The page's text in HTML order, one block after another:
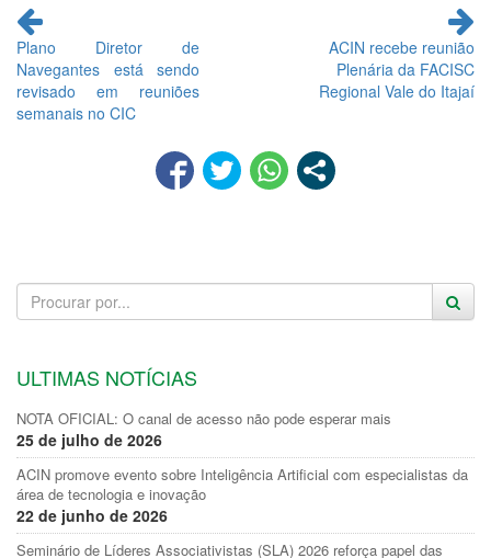
Continue
lendo
Plano Diretor de
Navegantes está sendo
revisado em reuniões
semanais no CIC
ACIN recebe reunião
Plenária da FACISC
Regional Vale do Itajaí
ULTIMAS NOTÍCIAS
NOTA OFICIAL: O canal de acesso não pode esperar mais
25 de julho de 2026
ACIN promove evento sobre Inteligência Artificial com especialistas da
área de tecnologia e inovação
22 de junho de 2026
Seminário de Líderes Associativistas (SLA) 2026 reforça papel das